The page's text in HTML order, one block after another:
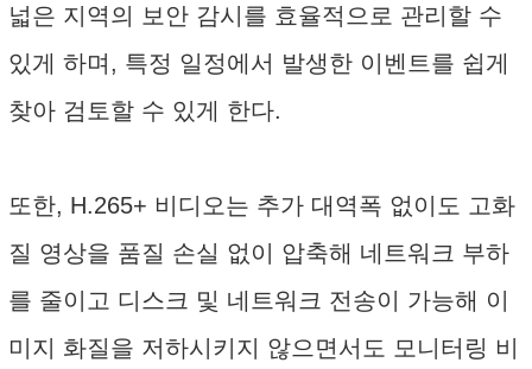
넓은 지역의 보안 감시를 효율적으로 관리할 수
있게 하며, 특정 일정에서 발생한 이벤트를 쉽게
찾아 검토할 수 있게 한다.
또한, H.265+ 비디오는 추가 대역폭 없이도 고화
질 영상을 품질 손실 없이 압축해 네트워크 부하
를 줄이고 디스크 및 네트워크 전송이 가능해 이
미지 화질을 저하시키지 않으면서도 모니터링 비